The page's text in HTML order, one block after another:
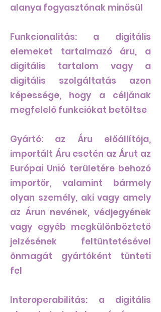
alanya fogyasztónak minősül
Funkcionalitás: a digitális
elemeket tartalmazó áru, a
digitális tartalom vagy a
digitális szolgáltatás azon
képessége, hogy a céljának
megfelelő funkciókat betöltse
Gyártó: az Áru előállítója,
importált Áru esetén az Árut az
Európai Unió területére behozó
importőr, valamint bármely
olyan személy, aki vagy amely
az Árun nevének, védjegyének
vagy egyéb megkülönböztető
jelzésének feltüntetésével
önmagát gyártóként tünteti
fel
Interoperabilitás: a digitális